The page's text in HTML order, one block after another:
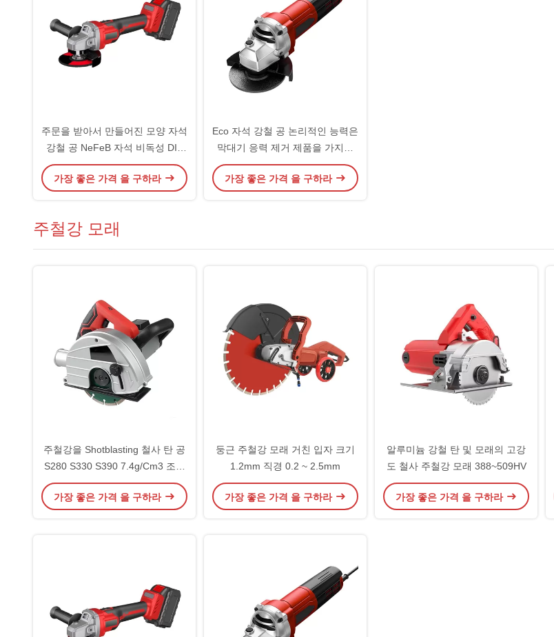
주문을 받아서 만들어진 모양 자석
강철 공 NeFeB 자석 비독성 DIY
냉장고 장난감
가장 좋은 가격 을 구하라
Eco 자석 강철 공 논리적인 능력은
막대기 응력 제거 제품을 가지고
놀
가장 좋은 가격 을 구하라
주철강 모래
주철강을 Shotblasting 철사 탄 공
S280 S330 S390 7.4g/Cm3 조밀
도를 모래로 덮으십시오
가장 좋은 가격 을 구하라
둥근 주철강 모래 거친 입자 크기
1.2mm 직경 0.2 ~ 2.5mm
가장 좋은 가격 을 구하라
알루미늄 강철 탄 및 모래의 고강
도 철사 주철강 모래 388~509HV
가장 좋은 가격 을 구하라